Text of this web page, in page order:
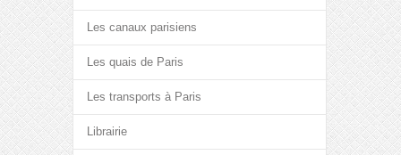
Les canaux parisiens
Les quais de Paris
Les transports à Paris
Librairie